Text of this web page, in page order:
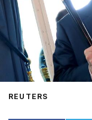
REUTERS